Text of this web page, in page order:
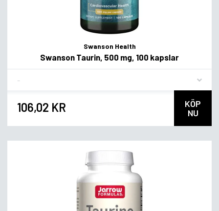
Swanson Health
Swanson Taurin, 500 mg, 100 kapslar
106,02 KR
KÖP
NU